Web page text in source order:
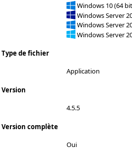
Windows 10 (64
Windows Server
Windows Server
Windows Server
Type de fichier
Application
Version
4.5.5
Version complète
Oui